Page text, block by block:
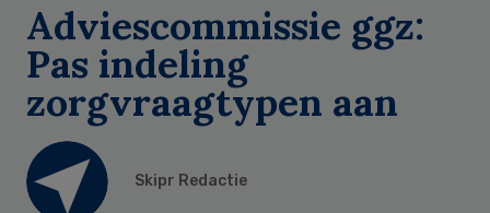
Adviescommissie ggz:
Pas indeling
zorgvraagtypen aan
Skipr Redactie